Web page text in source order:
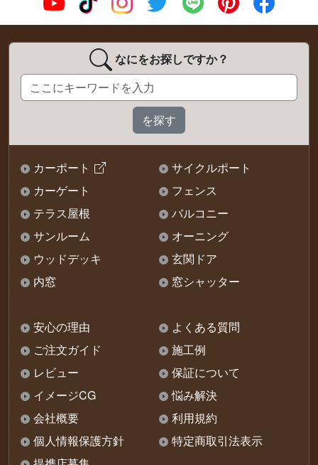
なにをお探しですか？
カーポート
サイクルポート
カーゲート
フェンス
テラス屋根
バルコニー
サンルーム
オーニング
ウッドデッキ
玄関ドア
内窓
窓シャッター
安心の理由
よくある質問
ご注文ガイド
施工例
レビュー
保証について
イメージCG
悩み解決
会社概要
利用規約
個人情報保護方針
特定商取引法表示